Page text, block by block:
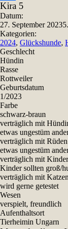
Teilen
Kira 5
Datum:
27. September 2023
Kategorien:
2024, Glückshunde,
Geschlecht
Hündin
Rasse
Rottweiler
Geburtsdatum
1/2023
Farbe
schwarz-braun
verträglich mit
etwas ungestüm
verträglich mit Rüden
etwas ungestüm
verträglich mit
Kinder sollten groß/
verträglich mit Katzen
wird gerne getestet
Wesen
verspielt, freundlich
Aufenthaltsort
Tierheimin Ungarn